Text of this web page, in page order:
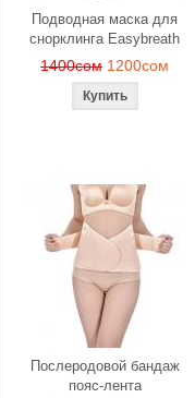
Подводная маска для
снорклинга Easybreath
1400сом 1200сом
Послеродовой бандаж
пояс-лента